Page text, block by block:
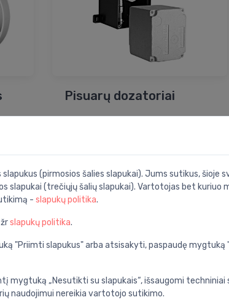
Pisuarų dozatoriai
Vandens maišytuvų
priedai
(pirmosios šalies slapukai). Jums sutikus, šioje
slapukai (trečiųjų šalių slapukai). Vartotojas bet kuriuo
- slapukų politika.
slapukų politika.
"Priimti slapukus" arba atsisakyti, paspaudę mygtuką
„Nesutikti su slapukais“, išsaugomi techniniai
naudojimui nereikia vartotojo sutikimo.